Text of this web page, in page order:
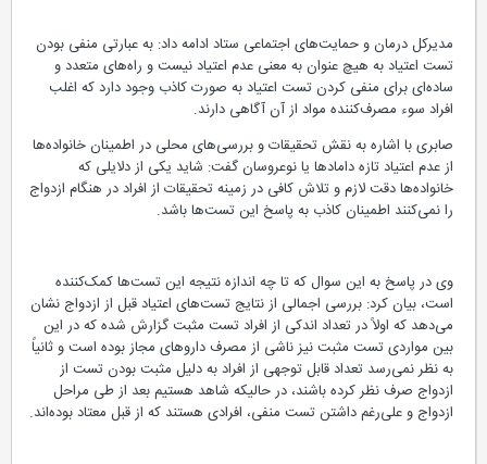
مدیرکل درمان و حمایت‌های اجتماعی ستاد ادامه داد: به عبارتی منفی بودن
تست اعتیاد به هیچ عنوان به معنی عدم اعتیاد نیست ‏و راه‌های متعدد و
ساده‌ای برای منفی کردن تست اعتیاد به صورت کاذب وجود دارد که اغلب
افراد سوء مصرف‌کننده مواد از آن آگاهی دارند.‏
صابری با اشاره به نقش تحقیقات و بررسی‌های محلی در اطمینان خانواده‌ها
از عدم اعتیاد تازه دامادها یا نوعروسان گفت: شاید یکی از دلایلی که
خانواده‌ها دقت لازم و تلاش کافی در زمینه تحقیقات از افراد در هنگام ازدواج
را ‏نمی‌کنند اطمینان کاذب به پاسخ این تست‌ها باشد.‏
وی در پاسخ به این سوال که تا چه اندازه نتیجه این تست‌ها کمک‌کننده
است، بیان کرد: بررسی اجمالی از نتایج تست‌های اعتیاد قبل از ازدواج نشان
می‌دهد که اولاً در تعداد اندکی از افراد تست ‏مثبت گزارش شده که در این
بین مواردی تست مثبت نیز ناشی از مصرف داروهای مجاز بوده است و ثانیاً
‏به نظر نمی‌رسد تعداد قابل توجهی از افراد به دلیل مثبت بودن تست از
ازدواج صرف نظر کرده باشند، در حالیکه شاهد ‏هستیم بعد از طی مراحل
ازدواج و علی‌رغم داشتن تست منفی، افرادی هستند که از قبل معتاد بوده‌اند.